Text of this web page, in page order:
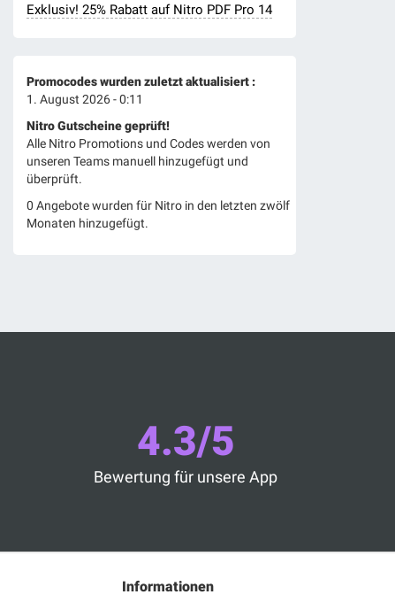
Exklusiv! 25% Rabatt auf Nitro PDF Pro 14
Promocodes wurden zuletzt aktualisiert :
1. August 2026 - 0:11
Nitro Gutscheine geprüft!
Alle Nitro Promotions und Codes werden von
unseren Teams manuell hinzugefügt und
überprüft.
0 Angebote wurden für Nitro in den letzten zwölf
Monaten hinzugefügt.
4.3/5
Bewertung für unsere App
Informationen